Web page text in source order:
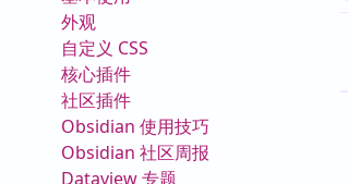
外观
自定义 CSS
核心插件
社区插件
Obsidian 使用技巧
Obsidian 社区周报
Dataview 专题